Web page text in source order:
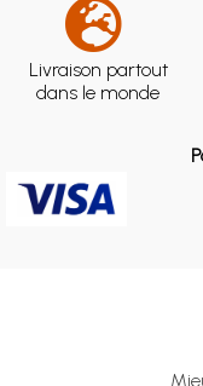
Livraison partout
dans le monde